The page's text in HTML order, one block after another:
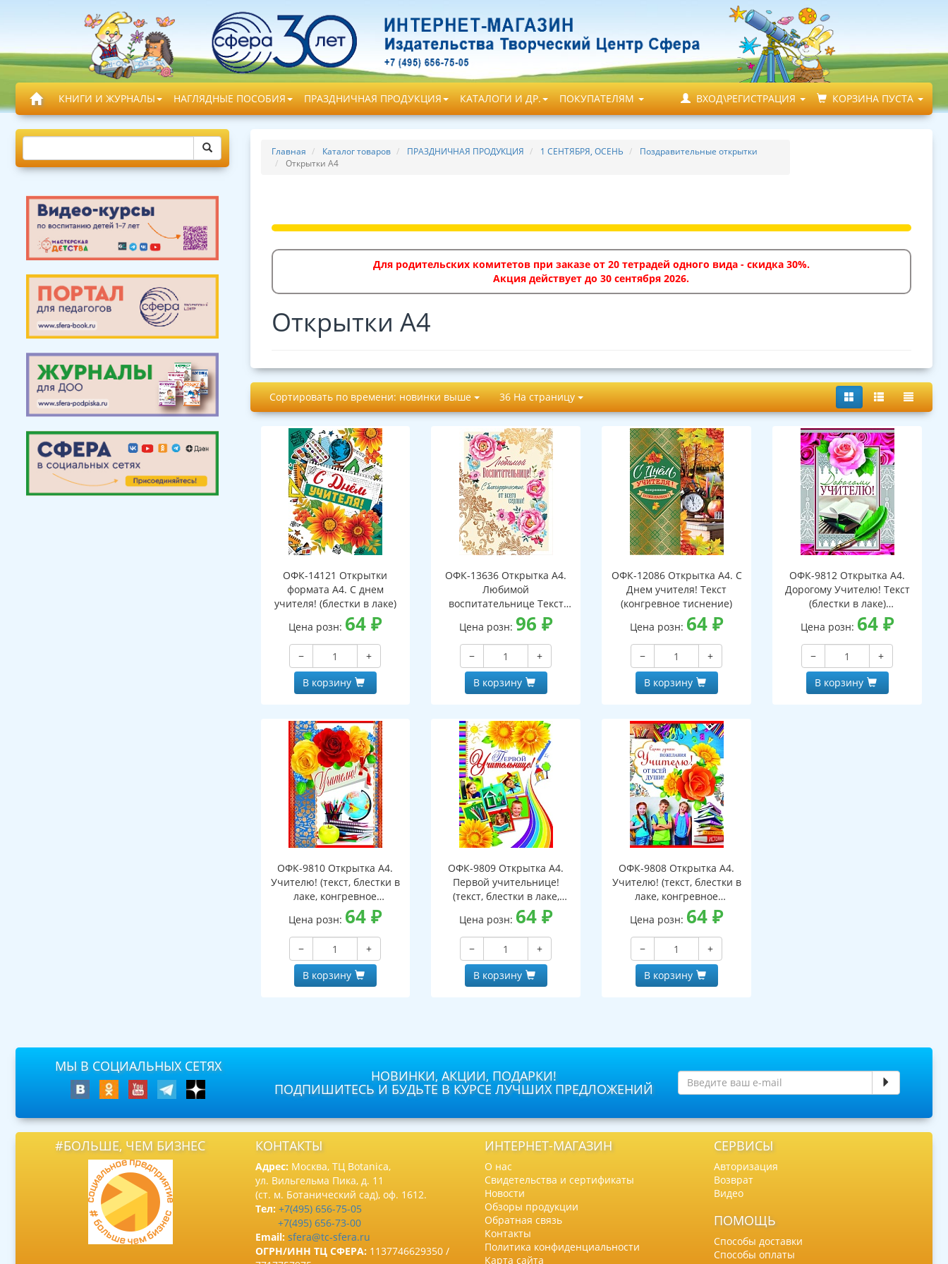
КНИГИ И ЖУРНАЛЫ НАГЛЯДНЫЕ ПОСОБИЯ ПРАЗДНИЧНАЯ ПРОДУКЦИЯ КАТАЛОГИ И ДР. ПОКУПАТЕЛЯМ ВХОД\РЕГИСТРАЦИЯ КОРЗИНА ПУСТА
Главная Каталог товаров ПРАЗДНИЧНАЯ ПРОДУКЦИЯ 1 СЕНТЯБРЯ, ОСЕНЬ
Поздравительные открытки
Открытки А4
Для родительских комитетов при заказе от 20 тетрадей одного вида - скидка 30%.
Акция действует до 30 сентября 2026.
Открытки А4
Сортировать по времени: новинки выше 36 На страницу
ОФК-14121 Открытки
формата А4. С днем
учителя! (блестки в лаке)
Цена розн: 64₽
−
+
В корзину
ОФК-13636 Открытка А4.
Любимой
воспитательнице Текст
(золотая фольга)
Цена розн:96₽
−
+
В корзину
ОФК-12086 Открытка А4. С
Днем учителя! Текст
(конгревное тиснение)
Цена розн: 64₽
−
+
В корзину
ОФК-9812 Открытка А4.
Дорогому Учителю! Текст
(блестки в лаке)
(конгревное тиснение)
Цена розн: 64₽
−
+
В корзину
ОФК-9810 Открытка А4.
Учителю! (текст, блестки в
лаке, конгревное
тиснение)
Цена розн: 64₽
−
+
В корзину
ОФК-9809 Открытка А4.
Первой учительнице!
(текст, блестки в лаке,
конгревное тиснение)
Цена розн: 64₽
−
+
В корзину
ОФК-9808 Открытка А4.
Учителю! (текст, блестки в
лаке, конгревное
тиснение)
Цена розн: 64₽
−
+
В корзину
МЫ В СОЦИАЛЬНЫХ СЕТЯХ
НОВИНКИ, АКЦИИ, ПОДАРКИ!
ПОДПИШИТЕСЬ И БУДЬТЕ В КУРСЕ ЛУЧШИХ ПРЕДЛОЖЕНИЙ
#БОЛЬШЕ, ЧЕМ БИЗНЕС КОНТАКТЫ
Адрес: Москва, ТЦ Botanica,
ул. Вильгельма Пика, д. 11
(ст. м. Ботанический сад), оф. 1612.
Тел: +7(495) 656-75-05
+7(495) 656-73-00
Email: sfera@tc-sfera.ru
ОГРН/ИНН ТЦ СФЕРА: 1137746629350 /
ИНТЕРНЕТ-МАГАЗИН
О нас
Свидетельства и сертификаты
Новости
Обзоры продукции
Обратная связь
Контакты
Политика конфиденциальности
Карта сайта
СЕРВИСЫ
Авторизация
Возврат
Видео
ПОМОЩЬ
Способы доставки
Способы оплаты